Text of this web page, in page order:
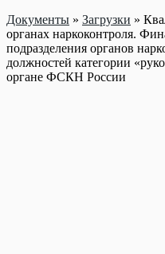
Документы » Загрузки »
органах наркоконтроля.
подразделения органов
должностей категории
органе ФСКН России